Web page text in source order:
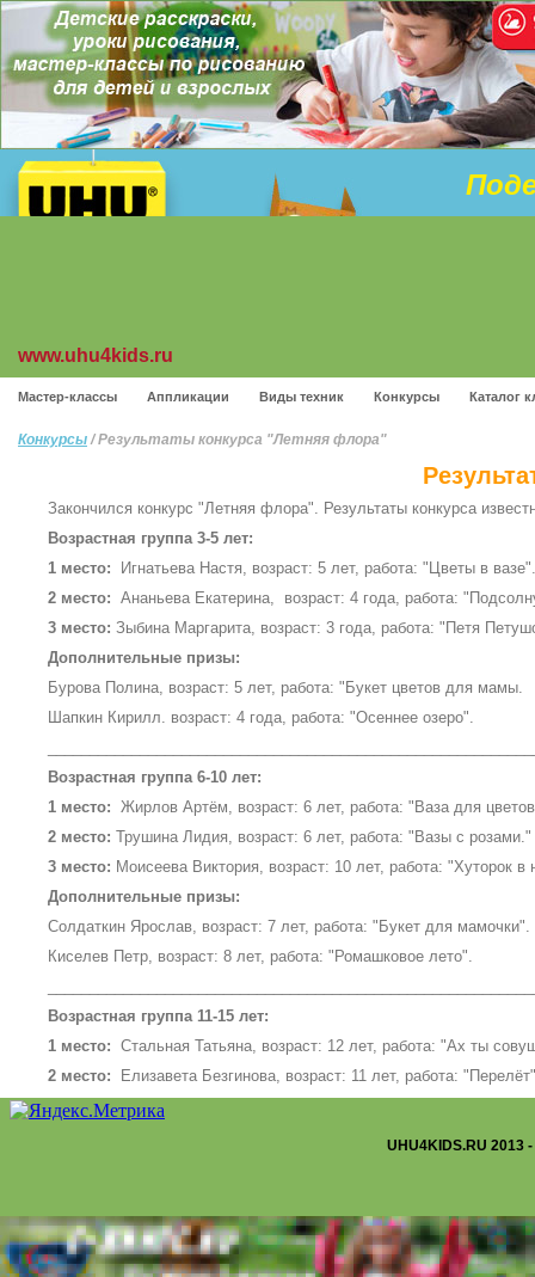
www.uhu4kids.ru
Мастер-классы Аппликации Виды техник Конкурсы Каталог
Конкурсы / Результаты конкурса "Летняя флора"
Закончился конкурс "Летняя флора". Результаты конкурса
Возрастная группа 3-5 лет:
1 место:
Игнатьева Настя, возраст: 5 лет, работа: "Цветы в вазе".
2 место: Ананьева Екатерина, возраст: 4 года, работа:
3 место: Зыбина Маргарита, возраст: 3 года, работа: "Петя
Дополнительные призы:
Бурова Полина, возраст: 5 лет, работа: "Букет цветов для мамы.
Шапкин Кирилл. возраст: 4 года, работа: "Осеннее озеро".
Возрастная группа 6-10 лет:
1 место: Жирлов Артём, возраст: 6 лет, работа: "Ваза для
2 место: Трушина Лидия, возраст: 6 лет, работа: "Вазы с розами."
3 место: Моисеева Виктория, возраст: 10 лет, работа: "Хуторок в
Дополнительные призы:
Солдаткин Ярослав, возраст: 7 лет, работа: "Букет для мамочки".
Киселев Петр, возраст: 8 лет, работа: "Ромашковое лето".
Возрастная группа 11-15 лет:
1 место: Стальная Татьяна, возраст: 12 лет, работа: "Ах ты
2 место: Елизавета Безгинова, возраст: 11 лет, работа:
3 место:Митрофанов Валера, возраст: 12 лет, работа:
Посмотреть ещё: Конкурсы ...
UHU4KIDS.RU 2013